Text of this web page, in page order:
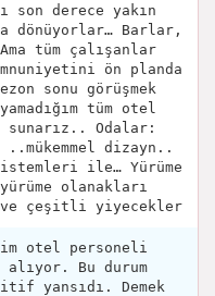
derece yakın
dönüyorlar… Barlar,
tüm çalışanlar
ön planda
sonu görüşmek
tüm otel
sunarız.. Odalar:
dizayn..
ile… Yürüme
olanakları
ve çeşitli yiyecekler
otel personeli
alıyor. Bu durum
yansıdı. Demek